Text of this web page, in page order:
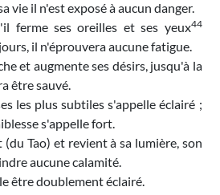
vie il n'est exposé à aucun danger.
ferme ses oreilles et ses yeux44
il n'éprouvera aucune fatigue.
et augmente ses désirs, jusqu'à la
être sauvé.
les plus subtiles s'appelle éclairé ;
s'appelle fort.
(du Tao) et revient à sa lumière, son
aucune calamité.
être doublement éclairé.